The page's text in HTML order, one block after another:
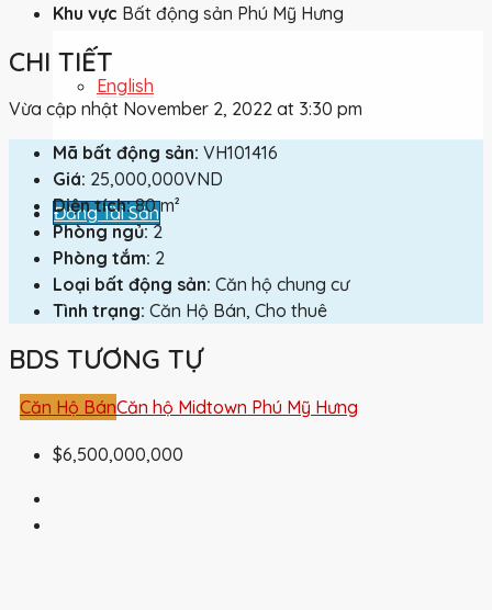
English
Đăng Tài Sản
Khu vực Bất động sản Phú Mỹ Hưng
CHI TIẾT
Vừa cập nhật November 2, 2022 at 3:30 pm
Mã bất động sản: VH101416
Giá: 25,000,000VND
Diện tích: 80 m²
Phòng ngủ: 2
Phòng tắm: 2
Loại bất động sản: Căn hộ chung cư
Tình trạng: Căn Hộ Bán, Cho thuê
BDS TƯƠNG TỰ
Căn Hộ BánCăn hộ Midtown Phú Mỹ Hưng
$6,500,000,000